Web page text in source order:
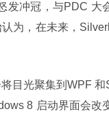
发冲冠，与PDC 大
为，在未来，
目光聚集到WPF 和
8 启动界面会改